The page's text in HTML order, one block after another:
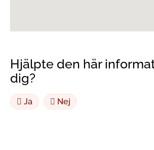
Hjälpte den här
dig?
Ja Nej